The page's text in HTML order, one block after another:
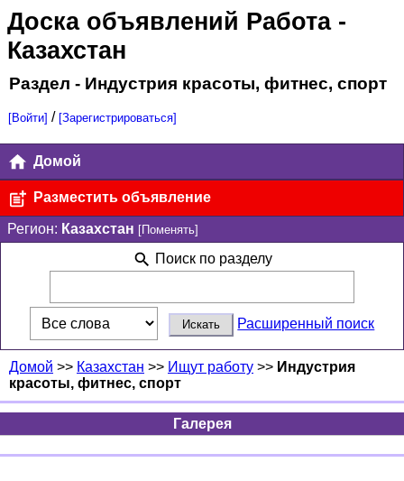
Доска объявлений Работа-
Казахстан
Раздел - Индустрия красоты, фитнес, спорт
[Войти] / [Зарегистрироваться]
Домой
Разместить объявление
Регион: Казахстан [Поменять]
Поиск по разделу
Расширенный поиск
Домой >> Казахстан >> Ищут работу >> Индустрия
красоты, фитнес, спорт
Галерея